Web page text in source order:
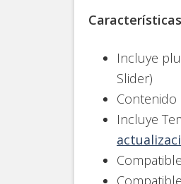
Incluye
Slider)
Incluye